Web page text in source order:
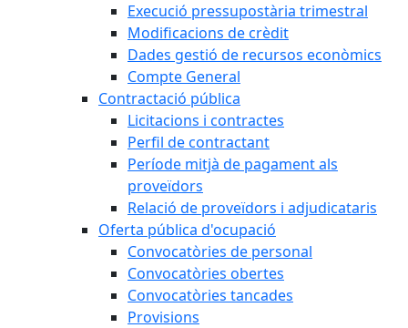
Execució pressupostària trimestral
Modificacions de crèdit
Dades gestió de recursos econòmics
Compte General
Contractació pública
Licitacions i contractes
Perfil de contractant
Període mitjà de pagament als
proveïdors
Relació de proveïdors i adjudicataris
Oferta pública d'ocupació
Convocatòries de personal
Convocatòries obertes
Convocatòries tancades
Provisions